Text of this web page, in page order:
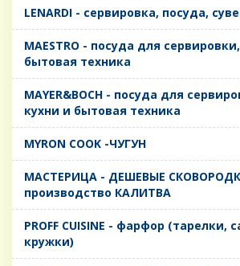
LENARDI - сервировка, посуда,
MAESTRO - посуда для
бытовая техника
MAYER&BOCH - посуда для
кухни и бытовая техника
MYRON COOK -ЧУГУН
MАСТЕРИЦА - ДЕШЕВЫЕ
производство КАЛИТВА
PROFF CUISINE - фарфор (тарелки,
кружки)